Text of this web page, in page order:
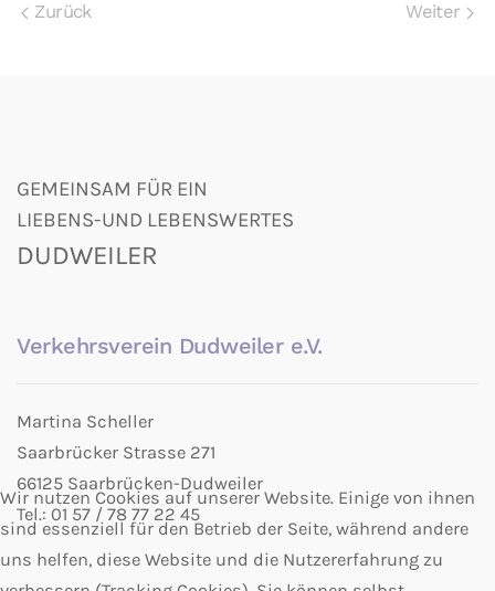
Zurück Weiter
GEMEINSAM FÜR EIN
LIEBENS-UND LEBENSWERTES
DUDWEILER
Verkehrsverein Dudweiler e.V.
Martina Scheller
Saarbrücker Strasse 271
66125 Saarbrücken-Dudweiler
Tel.: 01 57 / 78 77 22 45
Wir nutzen Cookies auf unserer Website. Einige von ihnen
sind essenziell für den Betrieb der Seite, während andere
uns helfen, diese Website und die Nutzererfahrung zu